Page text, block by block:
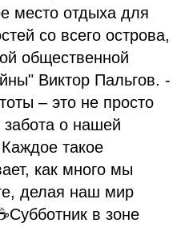
место отдыха для
со всего острова,
общественной
Виктор Пальгов. -
– это не просто
забота о нашей
такое
как много мы
делая наш мир
в зоне